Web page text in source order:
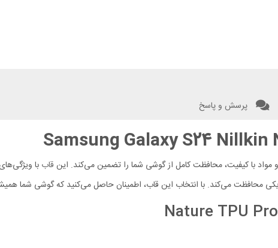
پرسش و پاسخ
قاب با
محافظت می‌کند. با انتخاب این قاب، اطمینان حاصل می‌کنید که گوشی شما